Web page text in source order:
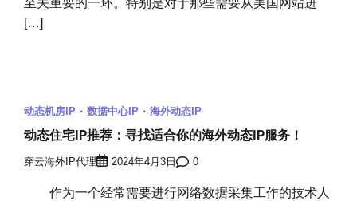
至关重要的一环。特别是对于那些需要从美国网站进
[…]
动态机房IP 数据中心IP 海外动态IP
动态住宅IP推荐：寻找适合你的海外动态IP服务！
穿云海外IP代理 2024年4月3日 0
作为一个经常需要进行网络数据采集工作的技术人